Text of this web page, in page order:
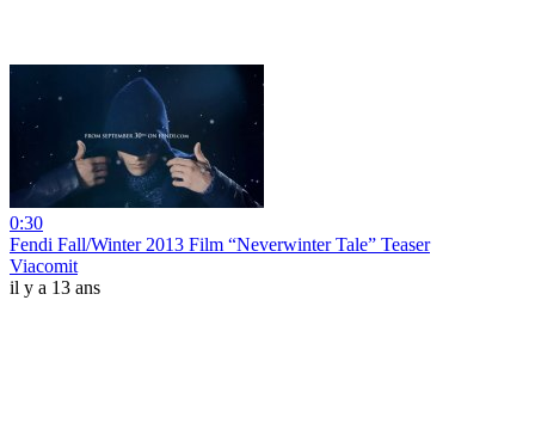
0:30
Fendi Fall/Winter 2013 Film “Neverwinter Tale” Teaser
Viacomit
il y a 13 ans